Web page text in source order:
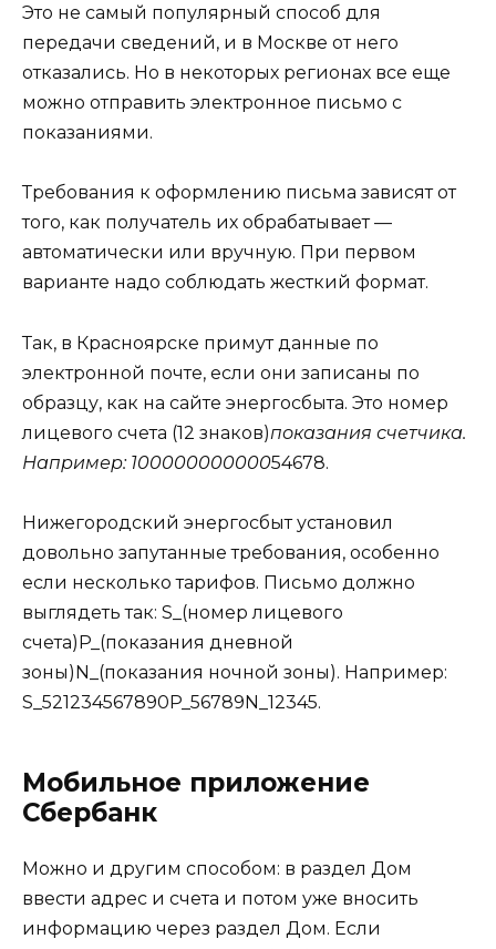
Это не самый популярный способ для
передачи сведений, и в Москве от него
отказались. Но в некоторых регионах все еще
можно отправить электронное письмо с
показаниями.
Требования к оформлению письма зависят от
того, как получатель их обрабатывает —
автоматически или вручную. При первом
варианте надо соблюдать жесткий формат.
Так, в Красноярске примут данные по
электронной почте, если они записаны по
образцу, как на сайте энергосбыта. Это номер
лицевого счета (12 знаков)показания счетчика.
Например: 10000000000054678.
Нижегородский энергосбыт установил
довольно запутанные требования, особенно
если несколько тарифов. Письмо должно
выглядеть так: S_(номер лицевого
счета)P_(показания дневной
зоны)N_(показания ночной зоны). Например:
S_521234567890P_56789N_12345.
Мобильное приложение
Сбербанк
Можно и другим способом: в раздел Дом
ввести адрес и счета и потом уже вносить
информацию через раздел Дом. Если